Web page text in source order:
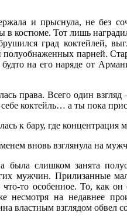
и прыснула, не без
костюме. Тот лишь
град коктейлей,
парней.
на его наряде от
права. Всего один
коктейль… а ты пока
к бару, где
вновь взглянула на
была слишком занята
мужчин. Прилизанные
то особенное. То, как он
несмотря на недавнее
властным взглядом обвел